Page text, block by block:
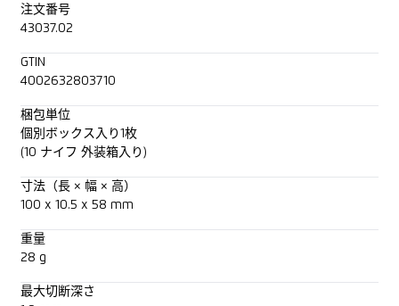
注文番号
43037.02
GTIN
4002632803710
梱包単位
個別ボックス入り1枚
(10 ナイフ 外装箱入り)
寸法（長 × 幅 × 高）
100 x 10.5 x 58 mm
重量
28 g
最大切断深さ